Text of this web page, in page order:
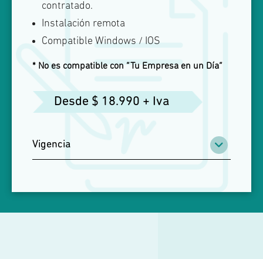
Sin etoken (en HSM)
contratado.
Instalación remota
Compatible Windows / IOS
* No es compatible con “Tu Empresa en un Día”
Desde $ 18.990 + Iva
Vigencia